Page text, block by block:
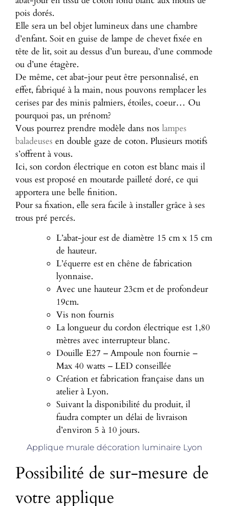
pois dorés.
Elle sera un bel objet lumineux dans une chambre
d’enfant. Soit en guise de lampe de chevet fixée en
tête de lit, soit au dessus d’un bureau, d’une commode
ou d’une étagère.
De même, cet abat-jour peut être personnalisé, en
effet, fabriqué à la main, nous pouvons remplacer les
cerises par des minis palmiers, étoiles, coeur… Ou
pourquoi pas, un prénom?
Vous pourrez prendre modèle dans nos lampes
baladeuses en double gaze de coton. Plusieurs motifs
s’offrent à vous.
Ici, son cordon électrique en coton est blanc mais il
vous est proposé en moutarde pailleté doré, ce qui
apportera une belle finition.
Pour sa fixation, elle sera facile à installer grâce à ses
trous pré percés.
L’abat-jour est de diamètre 15 cm x 15 cm
de hauteur.
L’équerre est en chêne de fabrication
lyonnaise.
Avec une hauteur 23cm et de profondeur
19cm.
Vis non fournis
La longueur du cordon électrique est 1,80
mètres avec interrupteur blanc.
Douille E27 – Ampoule non fournie –
Max 40 watts – LED conseillée
Création et fabrication française dans un
atelier à Lyon.
Suivant la disponibilité du produit, il
faudra compter un délai de livraison
d’environ 5 à 10 jours.
Applique murale décoration luminaire Lyon
Possibilité de sur-mesure de
votre applique